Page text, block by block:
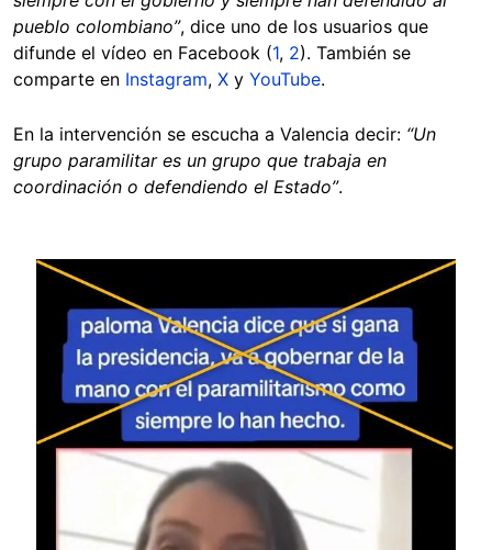
pueblo colombiano”, dice uno de los usuarios que
difunde el vídeo en Facebook (1, 2). También se
comparte en Instagram, X y YouTube.
En la intervención se escucha a Valencia decir: “Un
grupo paramilitar es un grupo que trabaja en
coordinación o defendiendo el Estado”.
Image